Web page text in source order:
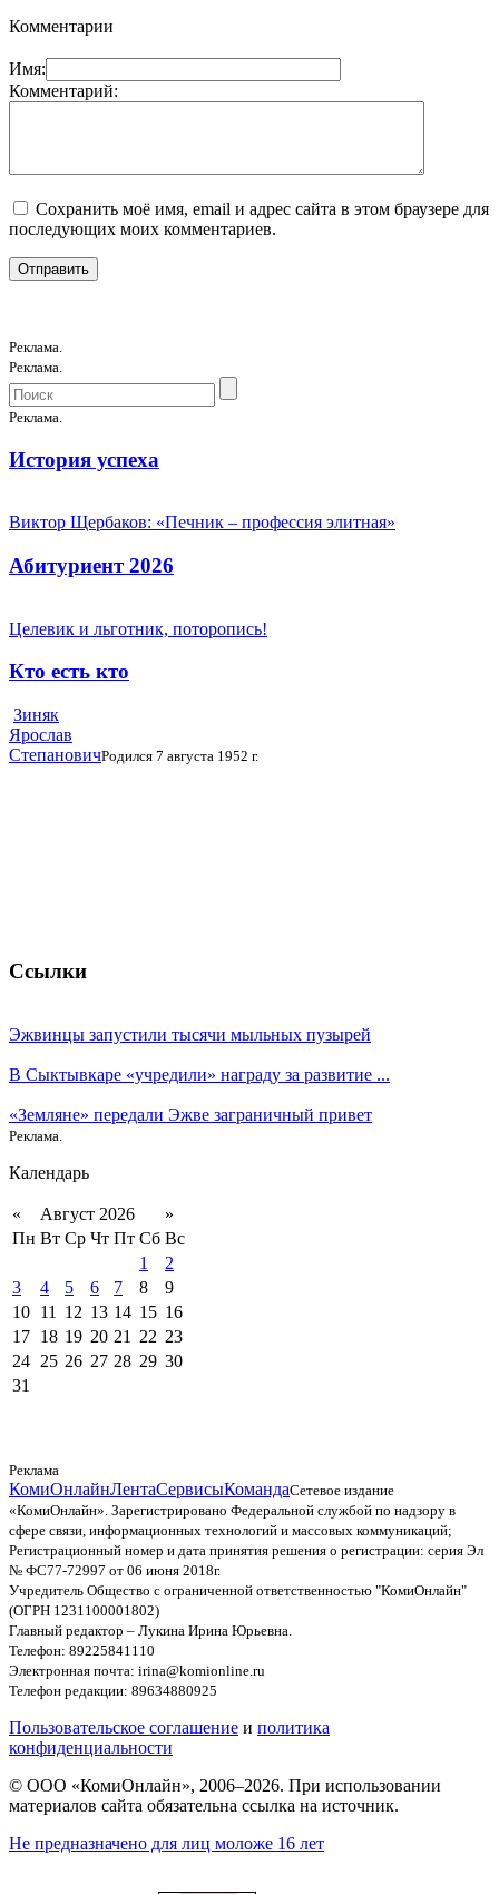
Комментарии
Имя:
Комментарий:
Сохранить моё имя, email и адрес сайта в этом браузере для
последующих моих комментариев.
Реклама.
Реклама.
Реклама.
История успеха
Виктор Щербаков: «Печник – профессия элитная»
Абитуриент 2026
Целевик и льготник, поторопись!
Кто есть кто
Зиняк
Ярослав
СтепановичРодился 7 августа 1952 г.
Ссылки
Эжвинцы запустили тысячи мыльных пузырей
В Сыктывкаре «учредили» награду за развитие ...
«Земляне» передали Эжве заграничный привет
Реклама.
Календарь
« Август 2026
»
Пн Вт Ср Чт Пт Сб Вс
1
2
3
4 5 6 7 8
9
10 11 12 13 14 15 16
17 18 19 20 21 22 23
24 25 26 27 28 29 30
31
Реклама
КомиОнлайнЛентаСервисыКомандаСетевое издание
«КомиОнлайн». Зарегистрировано Федеральной службой по надзору в
сфере связи, информационных технологий и массовых коммуникаций;
Регистрационный номер и дата принятия решения о регистрации: серия Эл
№ ФС77-72997 от 06 июня 2018г.
Учредитель Общество с ограниченной ответственностью "КомиОнлайн"
(ОГРН 1231100001802)
Главный редактор – Лукина Ирина Юрьевна.
Телефон: 89225841110
Электронная почта: irina@komionline.ru
Телефон редакции: 89634880925
Пользовательское соглашение и политика
конфиденциальности
© ООО «КомиОнлайн», 2006–2026. При использовании
материалов сайта обязательна ссылка на источник.
Не предназначено для лиц моложе 16 лет